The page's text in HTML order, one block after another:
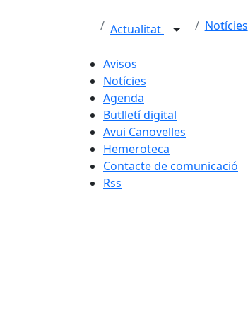
Actualitat Notícies
Avisos
Notícies
Agenda
Butlletí digital
Avui Canovelles
Hemeroteca
Contacte de comunicació
Rss